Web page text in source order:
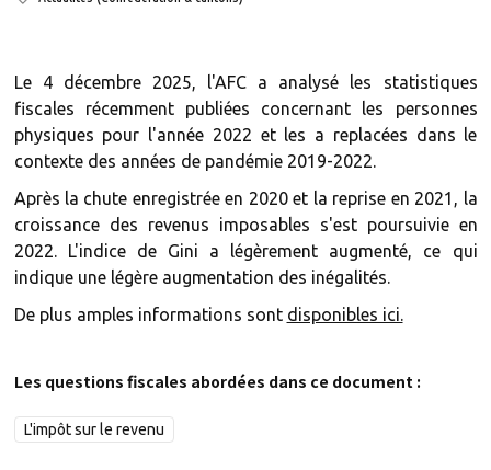
Le 4 décembre 2025, l'AFC a analysé les statistiques
fiscales récemment publiées concernant les personnes
physiques pour l'année 2022 et les a replacées dans le
contexte des années de pandémie 2019-2022.
Après la chute enregistrée en 2020 et la reprise en 2021, la
croissance des revenus imposables s'est poursuivie en
2022. L'indice de Gini a légèrement augmenté, ce qui
indique une légère augmentation des inégalités.
De plus amples informations sont disponibles ici.
Les questions fiscales abordées dans ce document :
L'impôt sur le revenu